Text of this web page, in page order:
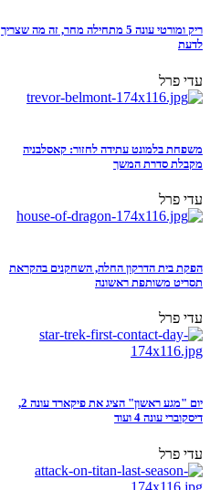
ריק ומורטי עונה 5 מתחילה מחר, זה מה שצריך
לדעת
עדי פרל
משפחת בלמונט עתידה לחזור: קאסלבניה
מקבלת סדרת המשך
עדי פרל
הפקת בית הדרקון החלה, השחקנים בהקראת
תסריט משותפת ראשונה
עדי פרל
יום "מגע ראשון" הציג את פיקארד עונה 2,
דיסקוברי עונה 4 ועוד
עדי פרל